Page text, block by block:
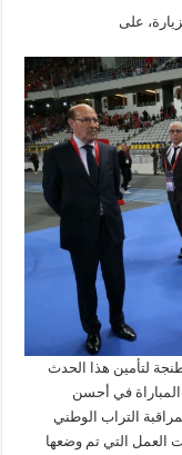
على
لتأمين هذا الحدث
المباراة في أحسن
التراب الوطني
التي تم وضعها